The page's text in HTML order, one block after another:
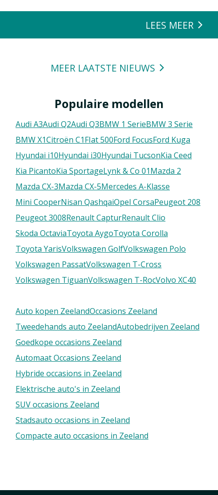
LEES MEER
MEER LAATSTE NIEUWS
Populaire modellen
Audi A3Audi Q2Audi Q3BMW 1 SerieBMW 3 Serie
BMW X1Citroën C1FIat 500Ford FocusFord Kuga
Hyundai i10Hyundai i30Hyundai TucsonKia Ceed
Kia PicantoKia SportageLynk & Co 01Mazda 2
Mazda CX-3Mazda CX-5Mercedes A-Klasse
Mini CooperNisan QashqaiOpel CorsaPeugeot 208
Peugeot 3008Renault CapturRenault Clio
Skoda OctaviaToyota AygoToyota Corolla
Toyota YarisVolkswagen GolfVolkswagen Polo
Volkswagen PassatVolkswagen T-Cross
Volkswagen TiguanVolkswagen T-RocVolvo XC40
Auto kopen ZeelandOccasions Zeeland
Tweedehands auto ZeelandAutobedrijven Zeeland
Goedkope occasions Zeeland
Automaat Occasions Zeeland
Hybride occasions in Zeeland
Elektrische auto's in Zeeland
SUV occasions Zeeland
Stadsauto occasions in Zeeland
Compacte auto occasions in Zeeland